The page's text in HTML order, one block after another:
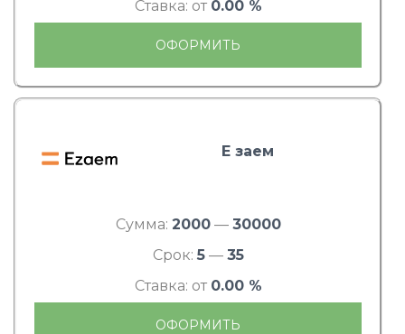
Ставка: от 0.00 %
ОФОРМИТЬ
Е заем
Сумма: 2000— 30000
Срок: 5— 35
Ставка: от 0.00 %
ОФОРМИТЬ